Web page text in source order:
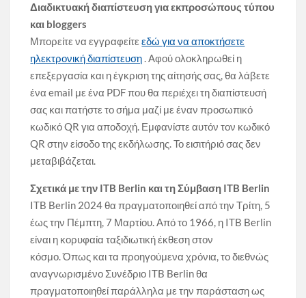
Διαδικτυακή διαπίστευση για εκπροσώπους τύπου
και bloggers
Μπορείτε να εγγραφείτεεδώ για να αποκτήσετε
ηλεκτρονική διαπίστευση. Αφού ολοκληρωθεί η
επεξεργασία και η έγκριση της αίτησής σας, θα λάβετε
ένα email με ένα PDF που θα περιέχει τη διαπίστευσή
σας και πατήστε το σήμα μαζί με έναν προσωπικό
κωδικό QR για αποδοχή. Εμφανίστε αυτόν τον κωδικό
QR στην είσοδο της εκδήλωσης. Το εισιτήριό σας δεν
μεταβιβάζεται.
Σχετικά με την ITB Berlin και τη Σύμβαση ITB Berlin
ITB Berlin 2024 θα πραγματοποιηθεί από την Τρίτη, 5
έως την Πέμπτη, 7 Μαρτίου. Από το 1966, η ITB Berlin
είναι η κορυφαία ταξιδιωτική έκθεση στον
κόσμο. Όπως και τα προηγούμενα χρόνια, το διεθνώς
αναγνωρισμένο Συνέδριο ITB Berlin θα
πραγματοποιηθεί παράλληλα με την παράσταση ως